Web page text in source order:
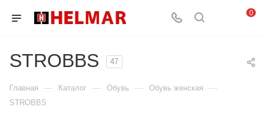
0
STROBBS 47
Главная — Каталог — Обувь — Обувь женская —
STROBBS